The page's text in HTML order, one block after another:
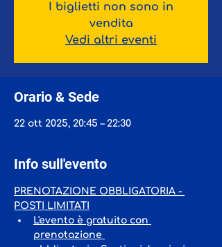
I biglietti non sono in
vendita
Vedi altri eventi
Orario & Sede
22 ott 2025, 20:45 – 22:30
Info sull'evento
PRENOTAZIONE OBBLIGATORIA -
POSTI LIMITATI
L'evento è gratuito con
prenotazione